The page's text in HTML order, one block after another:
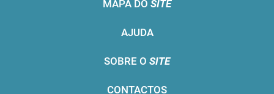
MAPA DO SITE
AJUDA
SOBRE O SITE
CONTACTOS